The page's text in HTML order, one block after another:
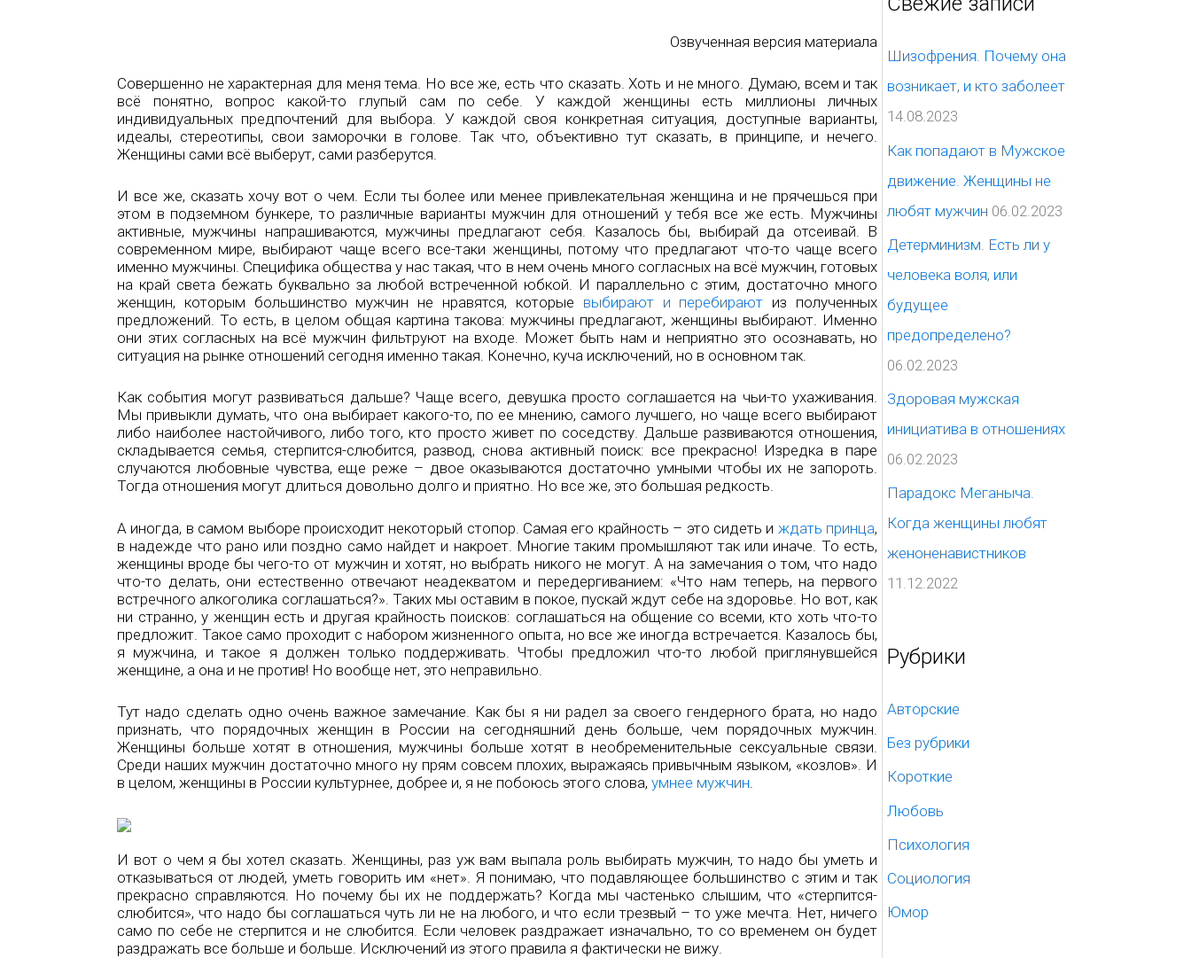
Озвученная версия материала
Совершенно не характерная для меня тема. Но все же, есть что сказать. Хоть и не много. Думаю, всем и так
всё понятно, вопрос какой-то глупый сам по себе. У каждой женщины есть миллионы личных
индивидуальных предпочтений для выбора. У каждой своя конкретная ситуация, доступные варианты,
идеалы, стереотипы, свои заморочки в голове. Так что, объективно тут сказать, в принципе, и нечего.
Женщины сами всё выберут, сами разберутся.
И все же, сказать хочу вот о чем. Если ты более или менее привлекательная женщина и не прячешься при
этом в подземном бункере, то различные варианты мужчин для отношений у тебя все же есть. Мужчины
активные, мужчины напрашиваются, мужчины предлагают себя. Казалось бы, выбирай да отсеивай. В
современном мире, выбирают чаще всего все-таки женщины, потому что предлагают что-то чаще всего
именно мужчины. Специфика общества у нас такая, что в нем очень много согласных на всё мужчин, готовых
на край света бежать буквально за любой встреченной юбкой. И параллельно с этим, достаточно много
женщин, которым большинство мужчин не нравятся, которые выбирают и перебирают из полученных
предложений. То есть, в целом общая картина такова: мужчины предлагают, женщины выбирают. Именно
они этих согласных на всё мужчин фильтруют на входе. Может быть нам и неприятно это осознавать, но
ситуация на рынке отношений сегодня именно такая. Конечно, куча исключений, но в основном так.
Как события могут развиваться дальше? Чаще всего, девушка просто соглашается на чьи-то ухаживания.
Мы привыкли думать, что она выбирает какого-то, по ее мнению, самого лучшего, но чаще всего выбирают
либо наиболее настойчивого, либо того, кто просто живет по соседству. Дальше развиваются отношения,
складывается семья, стерпится-слюбится, развод, снова активный поиск: все прекрасно! Изредка в паре
случаются любовные чувства, еще реже – двое оказываются достаточно умными чтобы их не запороть.
Тогда отношения могут длиться довольно долго и приятно. Но все же, это большая редкость.
А иногда, в самом выборе происходит некоторый стопор. Самая его крайность – это сидеть и ждать принца,
в надежде что рано или поздно само найдет и накроет. Многие таким промышляют так или иначе. То есть,
женщины вроде бы чего-то от мужчин и хотят, но выбрать никого не могут. А на замечания о том, что надо
что-то делать, они естественно отвечают неадекватом и передергиванием: «Что нам теперь, на первого
встречного алкоголика соглашаться?». Таких мы оставим в покое, пускай ждут себе на здоровье. Но вот, как
ни странно, у женщин есть и другая крайность поисков: соглашаться на общение со всеми, кто хоть что-то
предложит. Такое само проходит с набором жизненного опыта, но все же иногда встречается. Казалось бы,
я мужчина, и такое я должен только поддерживать. Чтобы предложил что-то любой приглянувшейся
женщине, а она и не против! Но вообще нет, это неправильно.
Тут надо сделать одно очень важное замечание. Как бы я ни радел за своего гендерного брата, но надо
признать, что порядочных женщин в России на сегодняшний день больше, чем порядочных мужчин.
Женщины больше хотят в отношения, мужчины больше хотят в необременительные сексуальные связи.
Среди наших мужчин достаточно много ну прям совсем плохих, выражаясь привычным языком, «козлов». И
в целом, женщины в России культурнее, добрее и, я не побоюсь этого слова, умнее мужчин
И вот о чем я бы хотел сказать. Женщины, раз уж вам выпала роль выбирать мужчин, то надо бы уметь и
отказываться от людей, уметь говорить им «нет». Я понимаю, что подавляющее большинство с этим и так
прекрасно справляются. Но почему бы их не поддержать? Когда мы частенько слышим, что «стерпится-
слюбится», что надо бы соглашаться чуть ли не на любого, и что если трезвый – то уже мечта. Нет, ничего
само по себе не стерпится и не слюбится. Если человек раздражает изначально, то со временем он будет
раздражать все больше и больше. Исключений из этого правила я фактически не вижу.
к
:
Шизофрения. Почему она
возникает, и кто заболеет
14.08.2023
Как попадают в Мужское
движение. Женщины не
любят мужчин 06.02.2023
Детерминизм. Есть ли у
человека воля, или
будущее
предопределено?
06.02.2023
Здоровая мужская
инициатива в отношениях
06.02.2023
Парадокс Меганыча.
Когда женщины любят
женоненавистников
11.12.2022
Рубрики
Авторские
Без рубрики
Короткие
Любовь
Психология
Социология
Юмор